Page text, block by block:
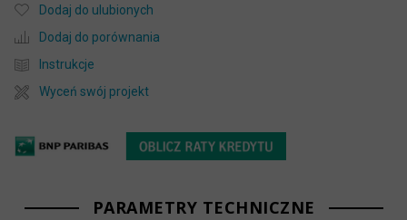
Dodaj do ulubionych
Dodaj do porównania
Instrukcje
Wyceń swój projekt
PARAMETRY TECHNICZNE